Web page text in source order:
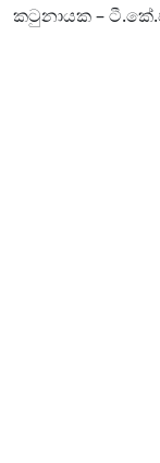
කටුනායක –